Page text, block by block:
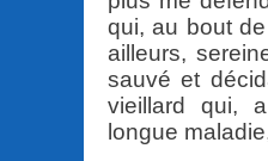
qui, au bout
ailleurs,
sauvé et
vieillard qui,
longue